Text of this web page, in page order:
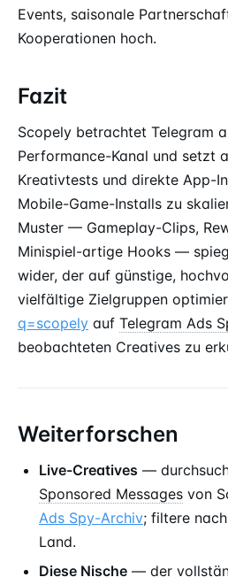
Events, saisonale
Kooperationen hoch.
Fazit
Scopely betrachtet Telegram
Performance-Kanal und setzt
Kreativtests und direkte App-
Mobile-Game-Installs zu
Muster — Gameplay-Clips,
Minispiel-artige Hooks —
wider, der auf günstige,
vielfältige Zielgruppen
q=scopely auf Telegram Ads
beobachteten Creatives zu
Weiterforschen
Live-Creatives —
Sponsored Messages von
Ads Spy-Archiv; filtere
Land.
Diese Nische — der